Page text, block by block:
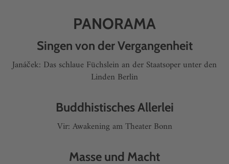
PANORAMA
Singen von der Vergangenheit
Janáček: Das schlaue Füchslein an der Staatsoper unter den
Linden Berlin
Buddhistisches Allerlei
Vir: Awakening am Theater Bonn
Masse und Macht